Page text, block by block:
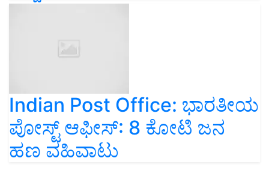
Indian Post Office: ಭಾರತೀಯ
ಪೋಸ್ಟ್‌ ಆಫೀಸ್‌: 8 ಕೋಟಿ ಜನ
ಹಣ ವಹಿವಾಟು